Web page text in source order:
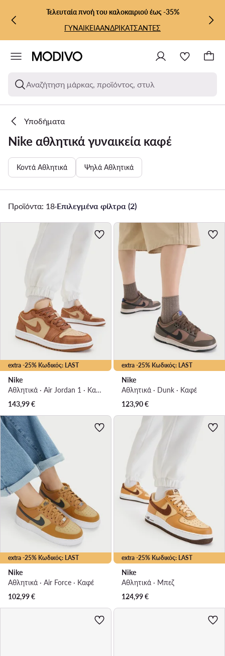
ΜΕΤΆΒΑΣΗ ΣΤΟ ΚΎΡΙΟ ΠΕΡΙΕΧΌΜΕΝΟ
ΜΕΤΆΒΑΣΗ ΣΤΗΝ ΑΝΑΖΉΤΗΣΗ
Τελευταία πνοή του καλοκαιριού έως -35%
ΓΥΝΑΙΚΕΙΑΑΝΔΡΙΚΑΤΣΑΝΤΕΣ
Αναζήτηση μάρκας, προϊόντος, στυλ
Υποδήματα
Nike αθλητικά γυναικεία καφέ
Κοντά Αθλητικά Ψηλά Αθλητικά
Προϊόντα: 18·Επιλεγμένα φίλτρα (2)
extra -25% Κωδικός: LAST
Nike
Αθλητικά · Air Jordan 1 · Καφέ
143,99€
extra -25% Κωδικός: LAST
Nike
Αθλητικά · Dunk · Καφέ
123,90€
extra -25% Κωδικός: LAST
Nike
Αθλητικά · Air Force · Καφέ
102,99€
extra -25% Κωδικός: LAST
Nike
Αθλητικά · Μπεζ
124,99€